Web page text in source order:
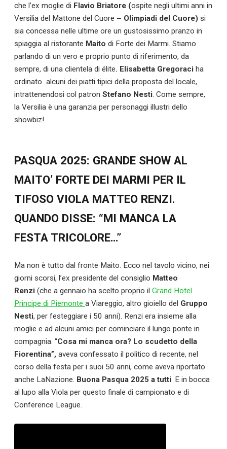
che l’ex moglie di Flavio Briatore (ospite negli ultimi anni in
Versilia del Mattone del Cuore – Olimpiadi del Cuore) si
sia concessa nelle ultime ore un gustosissimo pranzo in
spiaggia al ristorante Maito di Forte dei Marmi. Stiamo
parlando di un vero e proprio punto di riferimento, da
sempre, di una clientela di élite. Elisabetta Gregoraci ha
ordinato alcuni dei piatti tipici della proposta del locale,
intrattenendosi col patron Stefano Nesti. Come sempre,
la Versilia è una garanzia per personaggi illustri dello
showbiz!
PASQUA 2025: GRANDE SHOW AL
MAITO’ FORTE DEI MARMI PER IL
TIFOSO VIOLA MATTEO RENZI.
QUANDO DISSE: “MI MANCA LA
FESTA TRICOLORE…”
Ma non è tutto dal fronte Maito. Ecco nel tavolo vicino, nei
giorni scorsi, l’ex presidente del consiglio Matteo
Renzi (che a gennaio ha scelto proprio il Grand Hotel
Principe di Piemonte a Viareggio, altro gioiello del Gruppo
Nesti, per festeggiare i 50 anni). Renzi era insieme alla
moglie e ad alcuni amici per cominciare il lungo ponte in
compagnia. “Cosa mi manca ora? Lo scudetto della
Fiorentina”, aveva confessato il politico di recente, nel
corso della festa per i suoi 50 anni, come aveva riportato
anche LaNazione. Buona Pasqua 2025 a tutti. E in bocca
al lupo alla Viola per questo finale di campionato e di
Conference League.